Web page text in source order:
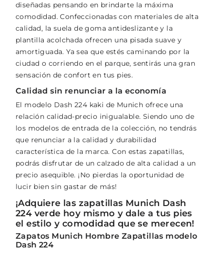
diseñadas pensando en brindarte la máxima
comodidad. Confeccionadas con materiales de alta
calidad, la suela de goma antideslizante y la
plantilla acolchada ofrecen una pisada suave y
amortiguada. Ya sea que estés caminando por la
ciudad o corriendo en el parque, sentirás una gran
sensación de confort en tus pies.
Calidad sin renunciar a la economía
El modelo Dash 224 kaki de Munich ofrece una
relación calidad-precio inigualable. Siendo uno de
los modelos de entrada de la colección, no tendrás
que renunciar a la calidad y durabilidad
característica de la marca. Con estas zapatillas,
podrás disfrutar de un calzado de alta calidad a un
precio asequible. ¡No pierdas la oportunidad de
lucir bien sin gastar de más!
¡Adquiere las zapatillas Munich Dash
224 verde hoy mismo y dale a tus pies
el estilo y comodidad que se merecen!
Zapatos Munich Hombre Zapatillas modelo
Dash 224